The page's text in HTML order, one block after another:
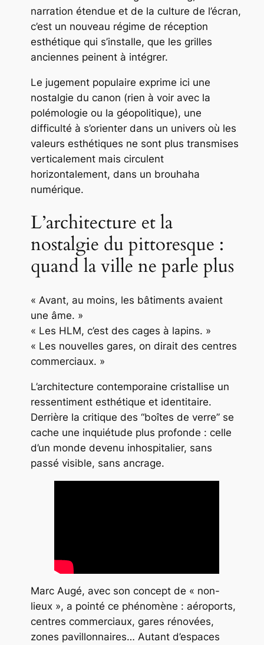
narration étendue et de la culture de l’écran,
c’est un nouveau régime de réception
esthétique qui s’installe, que les grilles
anciennes peinent à intégrer.
Le jugement populaire exprime ici une
nostalgie du canon (rien à voir avec la
polémologie ou la géopolitique), une
difficulté à s’orienter dans un univers où les
valeurs esthétiques ne sont plus transmises
verticalement mais circulent
horizontalement, dans un brouhaha
numérique.
L’architecture et la
nostalgie du pittoresque :
quand la ville ne parle plus
« Avant, au moins, les bâtiments avaient
une âme. »
« Les HLM, c’est des cages à lapins. »
« Les nouvelles gares, on dirait des centres
commerciaux. »
L’architecture contemporaine cristallise un
ressentiment esthétique et identitaire.
Derrière la critique des “boîtes de verre” se
cache une inquiétude plus profonde : celle
d’un monde devenu inhospitalier, sans
passé visible, sans ancrage.
Marc Augé, avec son concept de « non-
lieux », a pointé ce phénomène : aéroports,
centres commerciaux, gares rénovées,
zones pavillonnaires… Autant d’espaces